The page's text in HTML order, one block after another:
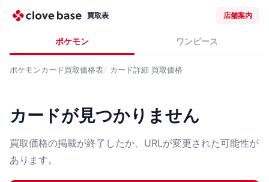
買取表 店舗案内
ポケモン ワンピース
ポケモンカード買取価格表 カード詳細 買取価格
カードが見つかりません
買取価格の掲載が終了したか、URLが変更された可能性が
あります。